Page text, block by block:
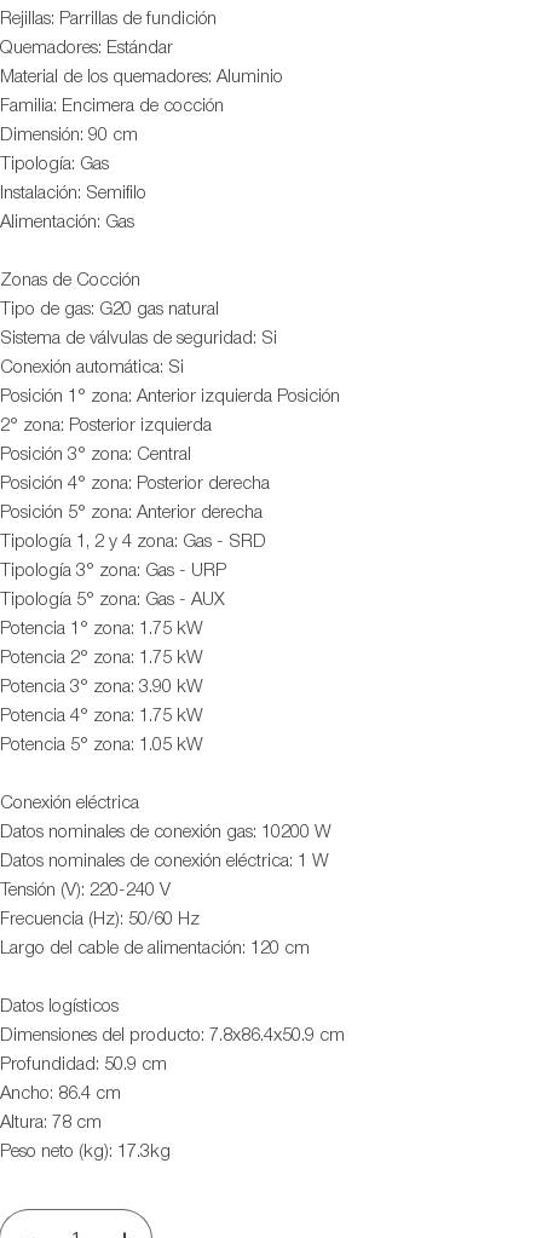
Rejillas: Parrillas de fundición
Quemadores: Estándar
Material de los quemadores: Aluminio
Familia: Encimera de cocción
Dimensión: 90 cm
Tipología: Gas
Instalación: Semifilo
Alimentación: Gas
Zonas de Cocción
Tipo de gas: G20 gas natural
Sistema de válvulas de seguridad: Si
Conexión automática: Si
Posición 1° zona: Anterior izquierda Posición
2° zona: Posterior izquierda
Posición 3° zona: Central
Posición 4° zona: Posterior derecha
Posición 5° zona: Anterior derecha
Tipología 1, 2 y 4 zona: Gas - SRD
Tipología 3° zona: Gas - URP
Tipología 5° zona: Gas - AUX
Potencia 1° zona: 1.75 kW
Potencia 2° zona: 1.75 kW
Potencia 3° zona: 3.90 kW
Potencia 4° zona: 1.75 kW
Potencia 5° zona: 1.05 kW
Conexión eléctrica
Datos nominales de conexión gas: 10200 W
Datos nominales de conexión eléctrica: 1 W
Tensión (V): 220-240 V
Frecuencia (Hz): 50/60 Hz
Largo del cable de alimentación: 120 cm
Datos logísticos
Dimensiones del producto: 7.8x86.4x50.9 cm
Profundidad: 50.9 cm
Ancho: 86.4 cm
Altura: 78 cm
Peso neto (kg): 17.3kg